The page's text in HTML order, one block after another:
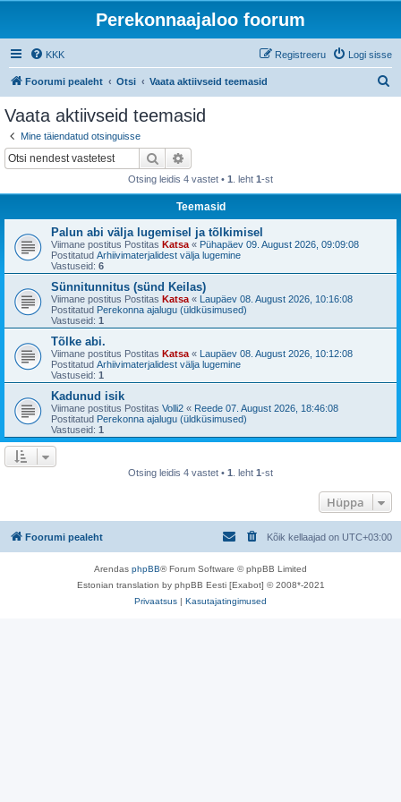
Perekonnaajaloo foorum
KKK Logi sisse
Registreeru
Foorumi pealeht Otsi Vaata aktiivseid teemasid
Vaata aktiivseid teemasid
Mine täiendatud otsinguisse
Otsi
Otsing leidis 4 vastet • 1 . leht 1-st
Teemasid
Palun abi välja lugemisel ja tõlkimisel
Viimane postitus Postitas Katsa « Pühapäev 09. August 2026, 09:09:08
Postitatud Arhiivimaterjalidest välja lugemine
Vastuseid: 6
Sünnitunnitus (sünd Keilas)
Viimane postitus Postitas Katsa « Laupäev 08. August 2026, 10:16:08
Postitatud Perekonna ajalugu (üldküsimused)
Vastuseid: 1
Tõlke abi.
Viimane postitus Postitas Katsa « Laupäev 08. August 2026, 10:12:08
Postitatud Arhiivimaterjalidest välja lugemine
Vastuseid: 1
Kadunud isik
Viimane postitus Postitas Volli2 « Reede 07. August 2026, 18:46:08
Postitatud Perekonna ajalugu (üldküsimused)
Vastuseid: 1
Otsing leidis 4 vastet • 1 . leht 1-st
Hüppa
Foorumi pealeht Kõik kellaajad on UTC+03:00
Arendas phpBB® Forum Software © phpBB Limited
Estonian translation by phpBB Eesti [Exabot] © 2008*-2021
Privaatsus | Kasutajatingimused